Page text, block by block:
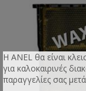
Η ANEL θα είναι
για καλοκαιρινές
παραγγελίες σας